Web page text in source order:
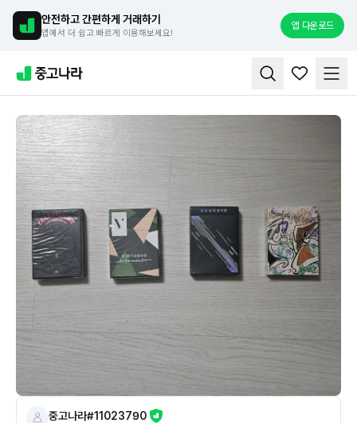
안전하고 간편하게 거래하기
앱에서 더 쉽고 빠르게 이용해보세요!
앱 다운로드
중고나라#11023790